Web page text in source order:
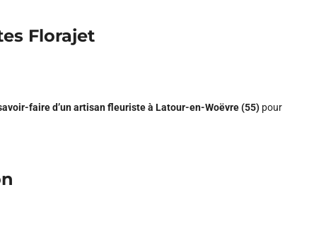
Florajet
faire d’un artisan fleuriste à Latour-en-Woëvre (55) pour